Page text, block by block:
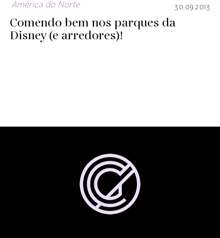
América do Norte 30.09.2013
Comendo bem nos parques da
Disney (e arredores)!